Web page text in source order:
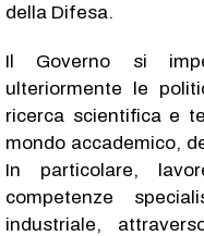
della Difesa.
Il Governo si
ulteriormente le
ricerca scientifica e
mondo accademico,
In particolare,
competenze
industriale,